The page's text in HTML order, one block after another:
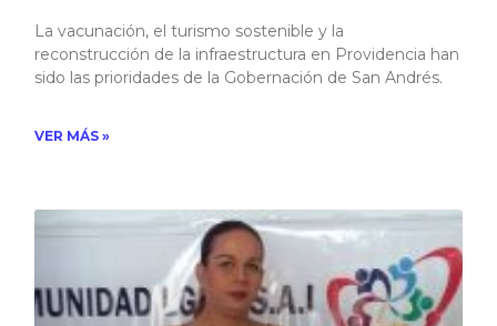
La vacunación, el turismo sostenible y la
reconstrucción de la infraestructura en Providencia han
sido las prioridades de la Gobernación de San Andrés.
VER MÁS »